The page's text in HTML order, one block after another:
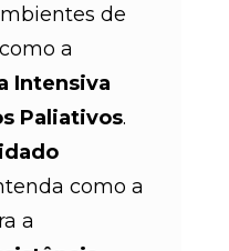
de
a
Intensiva
Paliativos.
como a
a